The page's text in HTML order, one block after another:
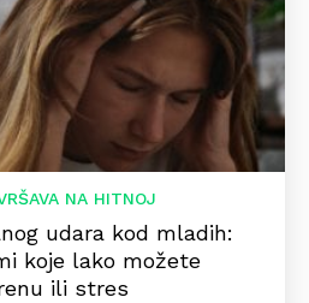
NA HITNOJ
udara kod mladih:
koje lako možete
ili stres